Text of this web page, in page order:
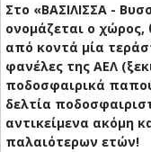
Στο «ΒΑΣΙΛΙΣΣΑ -
ονομάζεται ο χώρος,
από κοντά μία
φανέλες της ΑΕΛ
ποδοσφαιρικά
δελτία
αντικείμενα ακόμη
παλαιότερων ετών!